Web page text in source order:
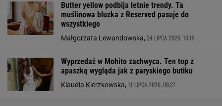
Butter yellow podbija letnie trendy. Ta
muślinowa bluzka z Reserved pasuje do
wszystkiego
Małgorzata Lewandowska, 24 LIPCA 2026, 16:19
Wyprzedaż w Mohito zachwyca. Ten top z
apaszką wygląda jak z paryskiego butiku
Klaudia Kierzkowska, 11 LIPCA 2026, 08:37